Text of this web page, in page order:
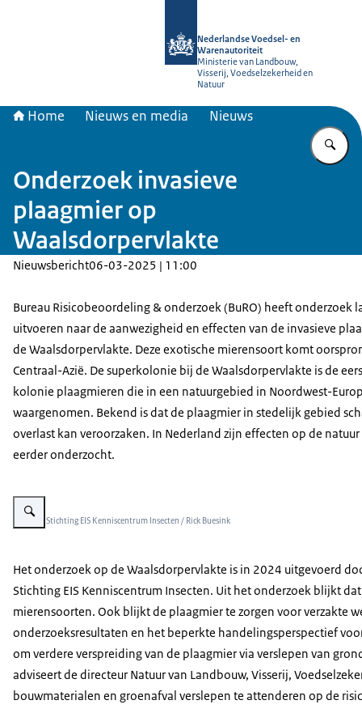
Nederlandse Voedsel- en
Warenautoriteit
Ministerie van Landbouw,
Visserij, Voedselzekerheid en
Natuur
Home Nieuws en media Nieuws
Onderzoek invasieve
plaagmier op
Waalsdorpervlakte
Nieuwsbericht06-03-2025 | 11:00
Bureau Risicobeoordeling & onderzoek (BuRO) heeft onderzoek
uitvoeren naar de aanwezigheid en effecten van de invasieve
de Waalsdorpervlakte. Deze exotische mierensoort komt
Centraal-Azië. De superkolonie bij de Waalsdorpervlakte is de
kolonie plaagmieren die in een natuurgebied in Noordwest-
waargenomen. Bekend is dat de plaagmier in stedelijk gebied
overlast kan veroorzaken. In Nederland zijn effecten op de
eerder onderzocht.
Vergroot afbeelding Plaagmieren verzorgen bladluizen op de plant witte
Beeld: © Stichting EIS Kenniscentrum Insecten / Rick Buesink
Het onderzoek op de Waalsdorpervlakte is in 2024 uitgevoerd
Stichting EIS Kenniscentrum Insecten. Uit het onderzoek blijkt
mierensoorten. Ook blijkt de plaagmier te zorgen voor verzakte
onderzoeksresultaten en het beperkte handelingsperspectief
om verdere verspreiding van de plaagmier via verslepen van
adviseert de directeur Natuur van Landbouw, Visserij,
bouwmaterialen en groenafval verslepen te attenderen op de